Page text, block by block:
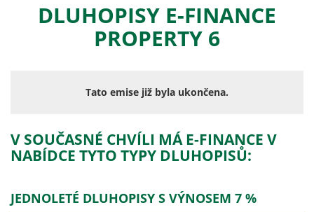
DLUHOPISY E-FINANCE
PROPERTY 6
Tato emise již byla ukončena.
V SOUČASNÉ CHVÍLI MÁ E-FINANCE V
NABÍDCE TYTO TYPY DLUHOPISŮ:
JEDNOLETÉ DLUHOPISY S VÝNOSEM 7 %